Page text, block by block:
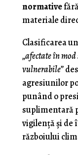
normative
materiale
Clasificarea
„afectate în
vulnerabile”
agresiunilor
punând o
suplimentară
vigilenţă şi de
războiului